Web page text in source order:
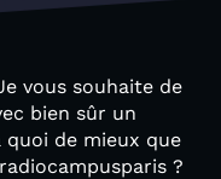
vous souhaite de
bien sûr un
de mieux que
?